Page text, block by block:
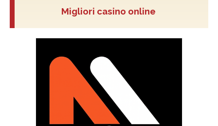
Migliori casino online